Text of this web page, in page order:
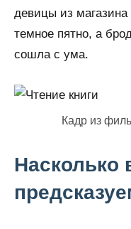
девицы из магазина
темное пятно, а
сошла с ума.
Кадр из
Насколько